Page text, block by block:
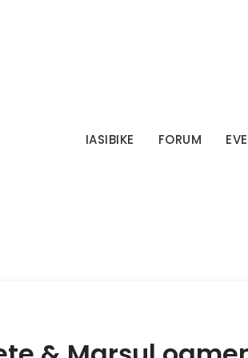
IASIBIKE FORUM